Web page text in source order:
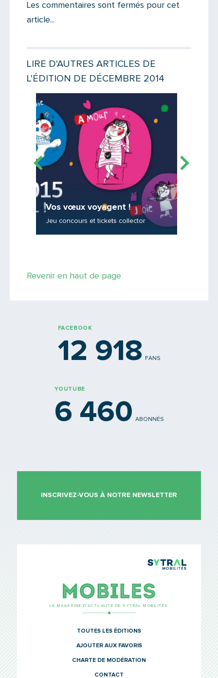
Message
Les commentaires sont fermés pour cet
article...
LIRE D'AUTRES ARTICLES DE
L'ÉDITION DE DÉCEMBRE 2014
Lire la suite
Vos vœux voyagent !
Jeu concours et tickets collector
Revenir en haut de page
FACEBOOK
12 918 FANS
YOUTUBE
6 460 ABONNÉS
INSCRIVEZ-VOUS À NOTRE NEWSLETTER
LE MAGAZINE D’ACTUALITÉ DE SYTRAL MOBILITÉS
TOUTES LES ÉDITIONS
AJOUTER AUX FAVORIS
CHARTE DE MODÉRATION
CONTACT